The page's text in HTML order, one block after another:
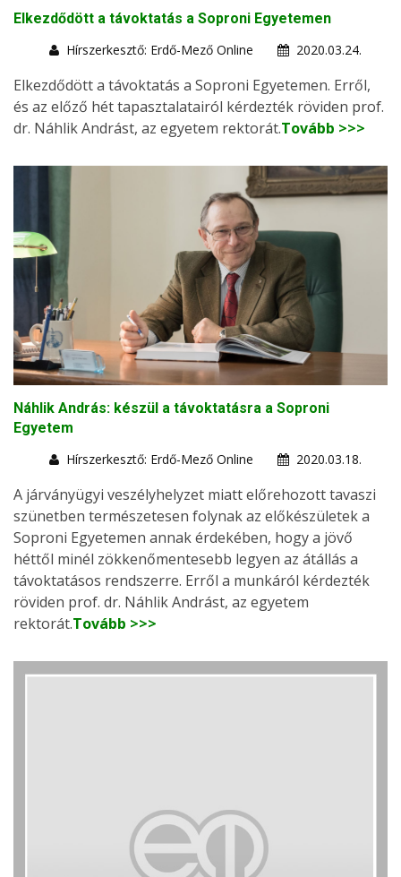
Elkezdődött a távoktatás a Soproni Egyetemen
Hírszerkesztő: Erdő-Mező Online
2020.03.24.
Elkezdődött a távoktatás a Soproni Egyetemen. Erről,
és az előző hét tapasztalatairól kérdezték röviden prof.
dr. Náhlik Andrást, az egyetem rektorát.Tovább >>>
Náhlik András: készül a távoktatásra a Soproni
Egyetem
Hírszerkesztő: Erdő-Mező Online
2020.03.18.
A járványügyi veszélyhelyzet miatt előrehozott tavaszi
szünetben természetesen folynak az előkészületek a
Soproni Egyetemen annak érdekében, hogy a jövő
héttől minél zökkenőmentesebb legyen az átállás a
távoktatásos rendszerre. Erről a munkáról kérdezték
röviden prof. dr. Náhlik Andrást, az egyetem
rektorát.Tovább >>>